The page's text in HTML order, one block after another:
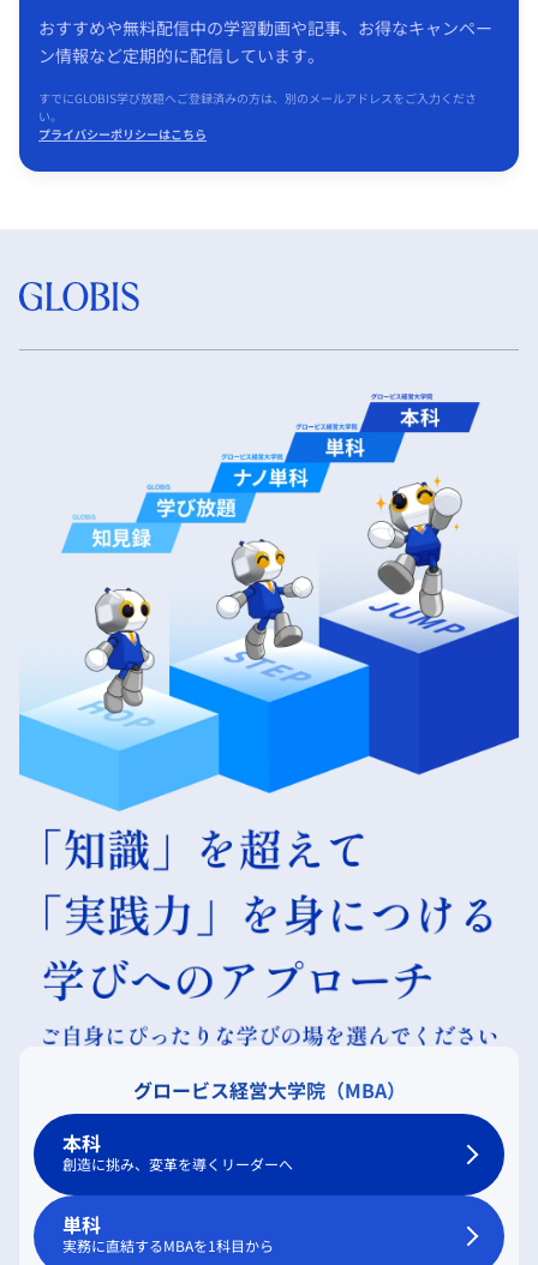
おすすめや無料配信中の学習動画や記事、お得なキャンペー
ン情報など定期的に配信しています。
すでにGLOBIS学び放題へご登録済みの方は、別のメールアドレスをご入力くださ
い。
プライバシーポリシーはこちら
グロービス経営大学院（MBA）
本科
創造に挑み、変革を導くリーダーへ
単科
実務に直結するMBAを1科目から